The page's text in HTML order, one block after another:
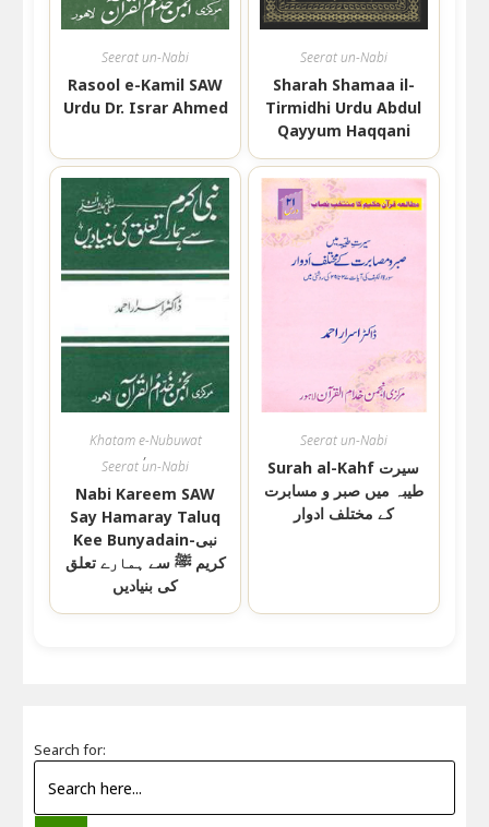
Seerat un-Nabi
Rasool e-Kamil SAW
Urdu Dr. Israr Ahmed
Seerat un-Nabi
Sharah Shamaa il-
Tirmidhi Urdu Abdul
Qayyum Haqqani
Khatam e-Nubuwat
,
Seerat un-Nabi
Nabi Kareem SAW
Say Hamaray Taluq
Kee Bunyadain-نبی
کریم ﷺ سے ہمارے تعلق
کی بنیادیں
Seerat un-Nabi
Surah al-Kahf سیرت
طیبہ میں صبر و مسابرت
کے مختلف ادوار
Search for: